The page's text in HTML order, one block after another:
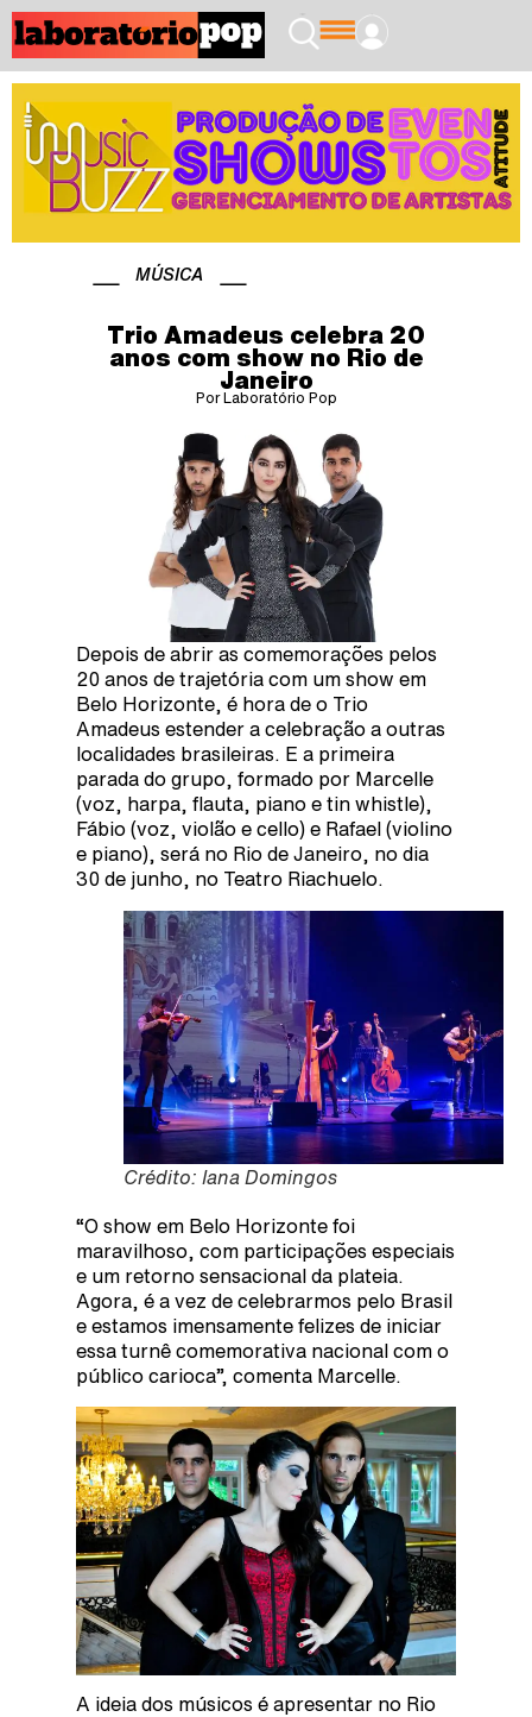
MÚSICA
Trio Amadeus celebra 20
anos com show no Rio de
Janeiro
Por Laboratório Pop
Depois de abrir as comemorações pelos
20 anos de trajetória com um show em
Belo Horizonte, é hora de o Trio
Amadeus estender a celebração a outras
localidades brasileiras. E a primeira
parada do grupo, formado por Marcelle
(voz, harpa, flauta, piano e tin whistle),
Fábio (voz, violão e cello) e Rafael (violino
e piano), será no Rio de Janeiro, no dia
30 de junho, no Teatro Riachuelo.
Crédito: Iana Domingos
“O show em Belo Horizonte foi
maravilhoso, com participações especiais
e um retorno sensacional da plateia.
Agora, é a vez de celebrarmos pelo Brasil
e estamos imensamente felizes de iniciar
essa turnê comemorativa nacional com o
público carioca”, comenta Marcelle.
A ideia dos músicos é apresentar no Rio